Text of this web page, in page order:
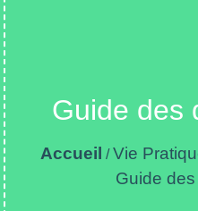
Guide des
Accueil /Vie
Guide